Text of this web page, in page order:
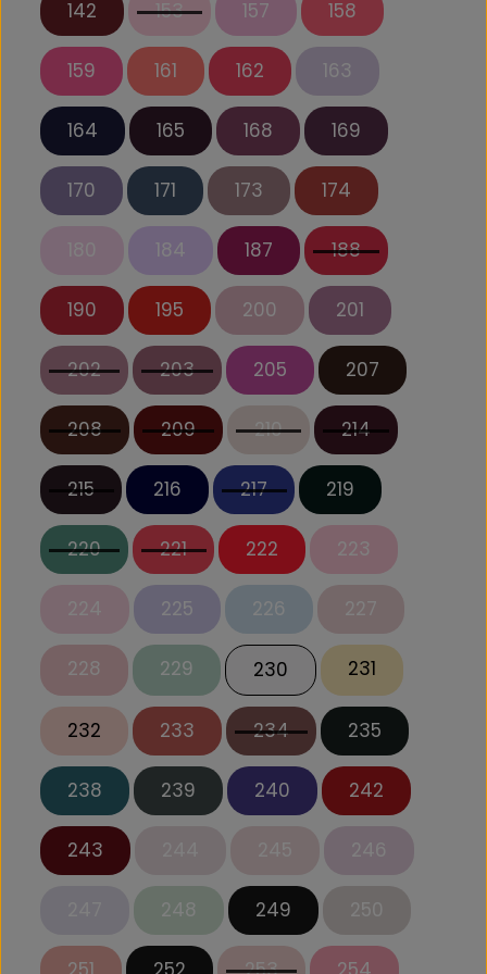
142 153 157 158
159 161 162 163
164 165 168 169
170 171 173 174
180 184 187 188
190 195 200 201
202 203 205 207
208 209 210 214
215 216 217 219
220 221 222 223
224 225 226 227
228 229 230 231
232 233 234 235
238 239 240 242
243 246
248 249 250